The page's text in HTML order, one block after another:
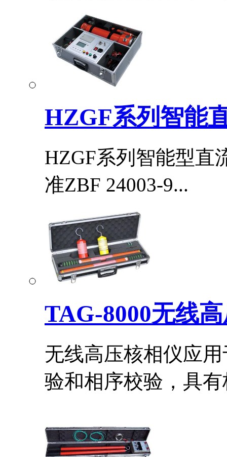
HZGF系列智能
HZGF系列智能型直
准ZBF 24003-9...
TAG-8000无线
无线高压核相仪应
验和相序校验，具有